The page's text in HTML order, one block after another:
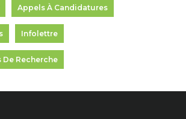
Appels À Candidatures
Infolettre
De Recherche